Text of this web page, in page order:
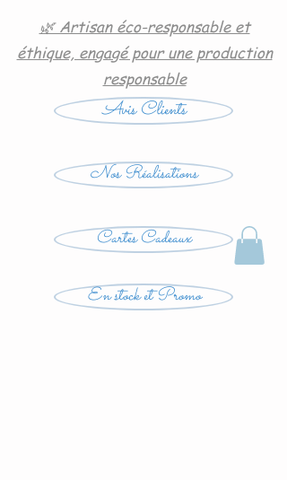
🌿 Artisan éco-responsable et
éthique, engagé pour une production
responsable
Avis Clients
Nos Réalisations
Cartes Cadeaux
En stock et Promo